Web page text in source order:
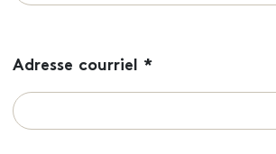
Adresse courriel *